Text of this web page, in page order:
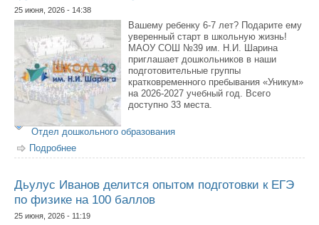
25 июня, 2026 - 14:38
Вашему ребенку 6-7 лет? Подарите ему
уверенный старт в школьную жизнь!
МАОУ СОШ №39 им. Н.И. Шарина
приглашает дошкольников в наши
подготовительные группы
кратковременного пребывания «Уникум»
на 2026-2027 учебный год. Всего
доступно 33 места.
Отдел дошкольного образования
Подробнее
группы на 2026-2027 учебный год
Дьулус Иванов делится опытом подготовки к ЕГЭ
по физике на 100 баллов
25 июня, 2026 - 11:19